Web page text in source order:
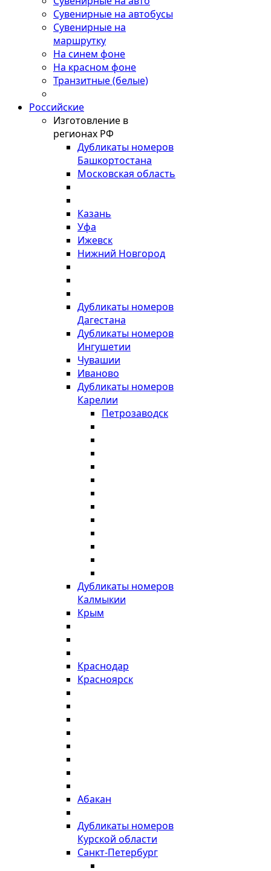
Сувенирные на автобусы
Сувенирные на
маршрутку
На синем фоне
На красном фоне
Транзитные (белые)
Российские
Изготовление в
регионах РФ
Дубликаты номеров
Башкортостана
Московская область
Казань
Уфа
Ижевск
Нижний Новгород
Дубликаты номеров
Дагестана
Дубликаты номеров
Ингушетии
Чувашии
Иваново
Дубликаты номеров
Карелии
Петрозаводск
Дубликаты номеров
Калмыкии
Крым
Краснодар
Красноярск
Абакан
Дубликаты номеров
Курской области
Санкт-Петербург